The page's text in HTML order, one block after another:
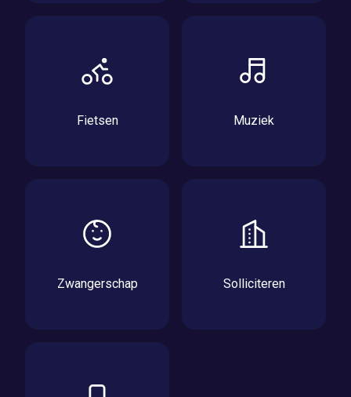
Fietsen Muziek
Zwangerschap Solliciteren